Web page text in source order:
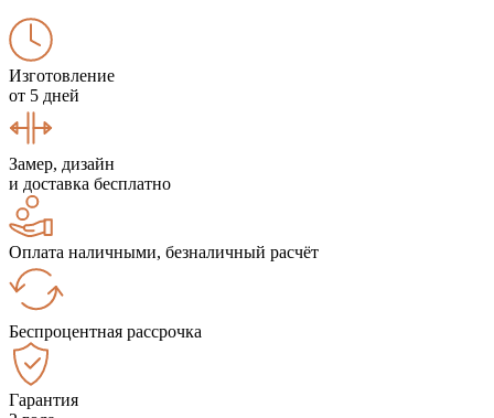
Изготовление
от 5 дней
Замер, дизайн
и доставка бесплатно
Оплата наличными, безналичный расчёт
Беспроцентная рассрочка
Гарантия